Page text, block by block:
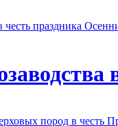
праздника
пород в честь